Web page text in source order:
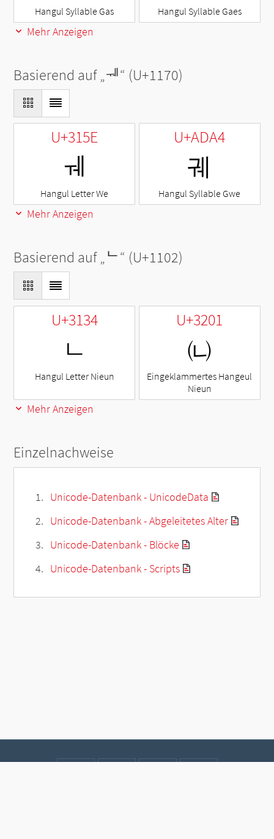
Hangul Syllable Gas Hangul Syllable Gaes
Mehr Anzeigen
Basierend auf „ᅰ“ (U+1170)
U+315E
ㅞ
Hangul Letter We
U+ADA4
궤
Hangul Syllable Gwe
Mehr Anzeigen
Basierend auf „ᄂ“ (U+1102)
U+3134
ㄴ
Hangul Letter Nieun
U+3201
㈁
Eingeklammertes Hangeul
Nieun
Mehr Anzeigen
Einzelnachweise
Unicode-Datenbank - UnicodeData
Unicode-Datenbank - Abgeleitetes Alter
Unicode-Datenbank - Blöcke
Unicode-Datenbank - Scripts